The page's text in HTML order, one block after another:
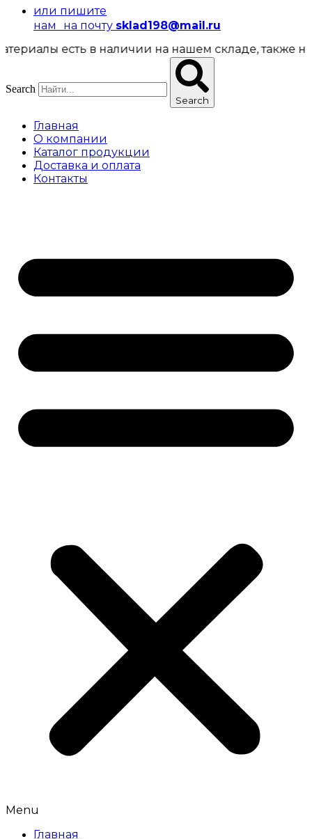
или пишите
нам на почту sklad198@mail.ru
есть в наличии на нашем складе, также
Search
Search
Главная
О компании
Каталог продукции
Доставка и оплата
Контакты
Menu
Главная